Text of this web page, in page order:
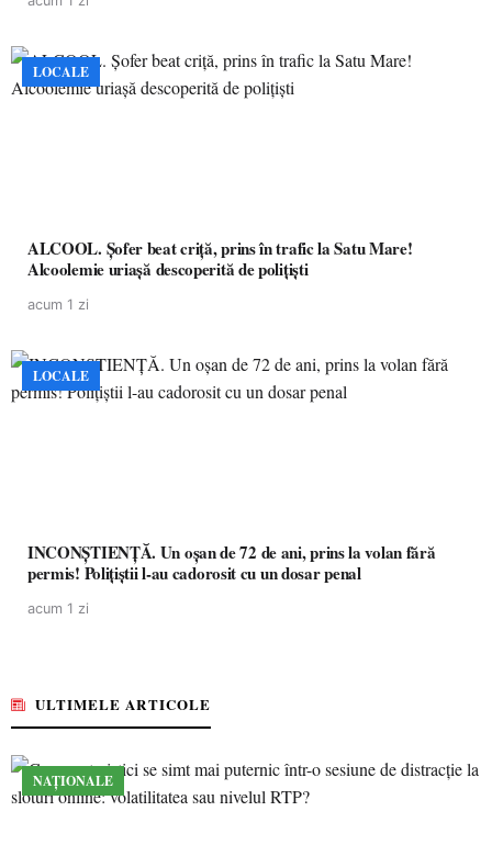
LOCALE
ALCOOL. Șofer beat criță, prins în trafic la Satu Mare!
Alcoolemie uriașă descoperită de polițiști
acum 1 zi
LOCALE
INCONȘTIENȚĂ. Un oșan de 72 de ani, prins la volan fără
permis! Polițiștii l-au cadorosit cu un dosar penal
acum 1 zi
ULTIMELE ARTICOLE
NAȚIONALE